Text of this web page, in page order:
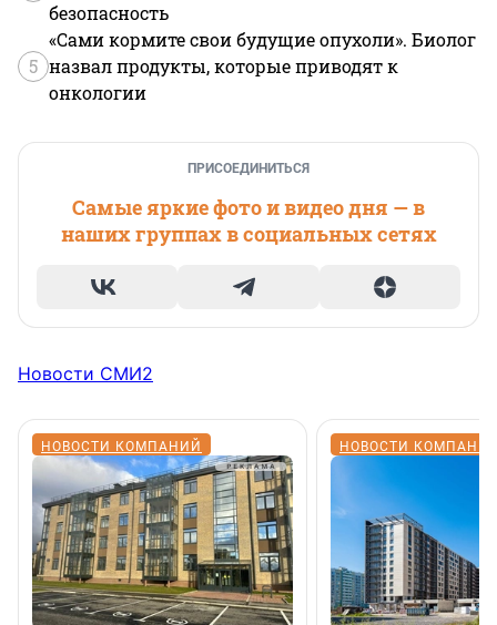
безопасность
5
«Сами кормите свои будущие опухоли». Биолог
назвал продукты, которые приводят к
онкологии
ПРИСОЕДИНИТЬСЯ
Самые яркие фото и видео дня — в
наших группах в социальных сетях
Новости СМИ2
НОВОСТИ КОМПАНИЙ НОВОСТИ